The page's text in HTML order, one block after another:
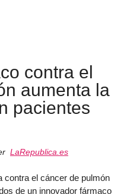
contra el
aumenta la
pacientes
LaRepublica.es
contra el cáncer de pulmón
de un innovador fármaco